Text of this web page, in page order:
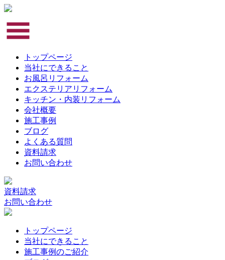
トップページ
当社にできること
お風呂リフォーム
エクステリアリフォーム
キッチン・内装リフォーム
会社概要
施工事例
ブログ
よくある質問
資料請求
お問い合わせ
資料請求
お問い合わせ
トップページ
当社にできること
施工事例のご紹介